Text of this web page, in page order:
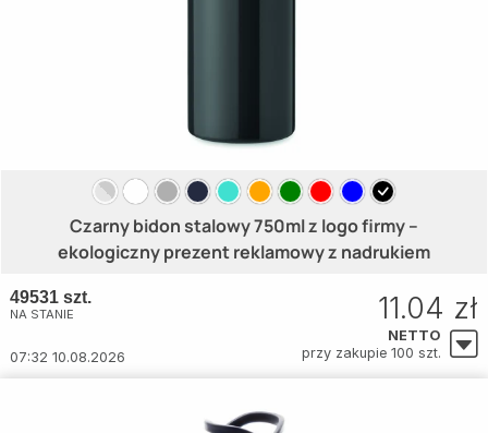
Czarny bidon stalowy 750ml z logo firmy –
ekologiczny prezent reklamowy z nadrukiem
49531 szt.
NA STANIE
07:32 10.08.2026
11.04 zł
NETTO
przy zakupie 100 szt.